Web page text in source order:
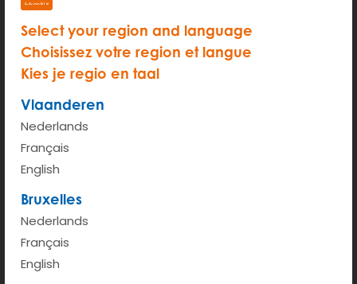
Select your region and language
Choisissez votre region et langue
Kies je regio en taal
Vlaanderen
Nederlands
Français
English
Bruxelles
Nederlands
Français
English